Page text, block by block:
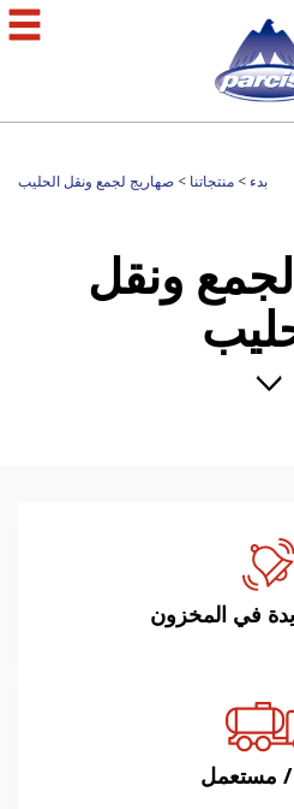
بدء > منتجاتنا > صهاريج لجمع ونقل الحليب
ونقل
في المخزون
/ مستعمل